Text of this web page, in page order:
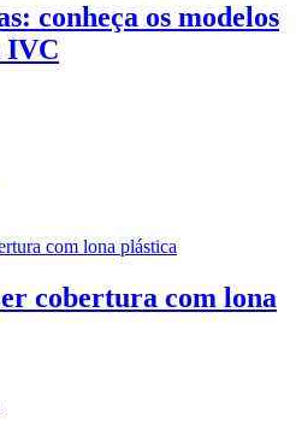
conheça os modelos
IVC
cobertura com lona